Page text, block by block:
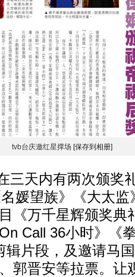
tvb台庆邀红星撑场 [保存到相册]
天内有两次颁奖
媛望族》《大太
《万千星辉颁奖典
Call 36小时》《
辑片段，及邀请马
郭晋安等拉票。让